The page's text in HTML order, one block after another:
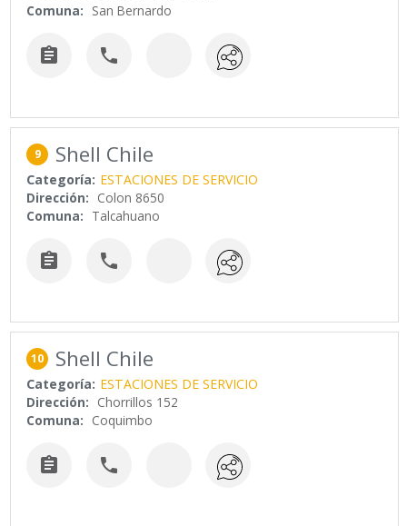
Comuna: San Bernardo
 
9 Shell Chile
Categoría: ESTACIONES DE SERVICIO
Dirección: Colon 8650
Comuna: Talcahuano
 
10 Shell Chile
Categoría: ESTACIONES DE SERVICIO
Dirección: Chorrillos 152
Comuna: Coquimbo
 